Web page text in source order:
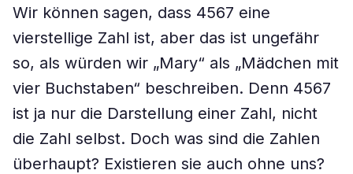
Wir können sagen, dass 4567 eine
vierstellige Zahl ist, aber das ist ungefähr
so, als würden wir „Mary“ als „Mädchen mit
vier Buchstaben“ beschreiben. Denn 4567
ist ja nur die Darstellung einer Zahl, nicht
die Zahl selbst. Doch was sind die Zahlen
überhaupt? Existieren sie auch ohne uns?